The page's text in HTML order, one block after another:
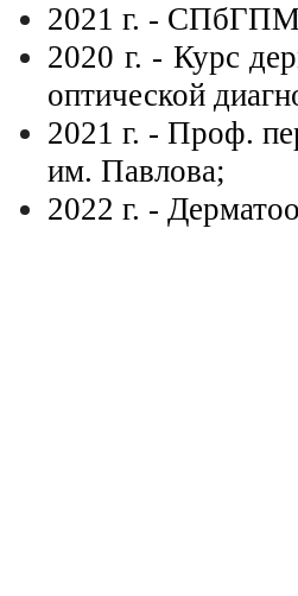
2021 г. -
2020 г. - Курс
оптической
2021 г. - Проф.
им. Павлова;
2022 г. -